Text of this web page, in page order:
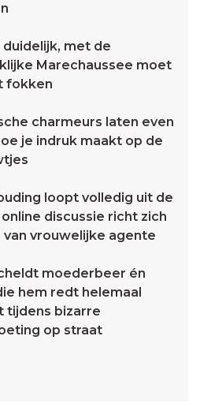
duidelijk, met de
Marechaussee moet
fokken
charmeurs laten even
je indruk maakt op de
loopt volledig uit de
online discussie richt zich
van vrouwelijke agente
moederbeer én
hem redt helemaal
tijdens bizarre
op straat